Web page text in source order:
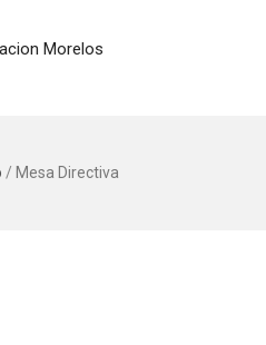
/ Mesa Directiva